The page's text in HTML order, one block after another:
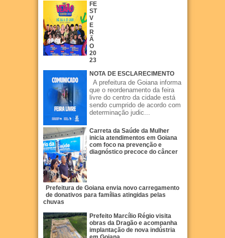
FE
ST
V
E
R
Ã
O
20
23
NOTA DE ESCLARECIMENTO
A prefeitura de Goiana informa
que o reordenamento da feira
livre do centro da cidade está
sendo cumprido de acordo com
determinação judic...
Carreta da Saúde da Mulher
inicia atendimentos em Goiana
com foco na prevenção e
diagnóstico precoce do câncer
Prefeitura de Goiana envia novo carregamento
de donativos para famílias atingidas pelas
chuvas
Prefeito Marcílio Régio visita
obras da Dragão e acompanha
implantação de nova indústria